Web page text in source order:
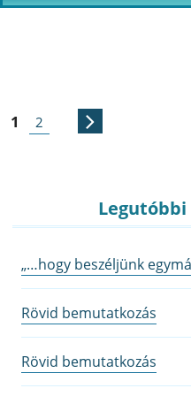
navigáció
Oldal
1 Oldal
2
Régebbi
Legutóbbi
„…hogy beszéljünk
Rövid bemutatkozás
Rövid bemutatkozás